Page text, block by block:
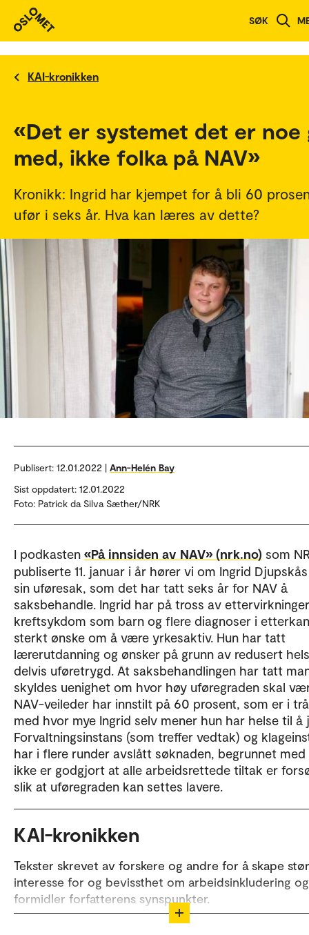
SØK
KAI-kronikken
«Det er systemet det er noe
med, ikke folka på NAV»
Kronikk: Ingrid har kjempet for å bli 60
ufør i seks år. Hva kan læres av dette?
Publisert: 12.01.2022 | Ann-Helén Bay
Sist oppdatert: 12.01.2022
Foto: Patrick da Silva Sæther/NRK
I podkasten «På innsiden av NAV» (nrk.no) som
publiserte 11. januar i år hører vi om Ingrid Djupskås
sin uføresak, som det har tatt seks år for NAV å
saksbehandle. Ingrid har på tross av
kreftsykdom som barn og flere diagnoser i
sterkt ønske om å være yrkesaktiv. Hun har tatt
lærerutdanning og ønsker på grunn av redusert
delvis uføretrygd. At saksbehandlingen har tatt
skyldes uenighet om hvor høy uføregraden skal
NAV-veileder har innstilt på 60 prosent, som er i
med hvor mye Ingrid selv mener hun har helse til å
Forvaltningsinstans (som treffer vedtak) og
har i flere runder avslått søknaden, begrunnet
ikke er godgjort at alle arbeidsrettede tiltak er
slik at uføregraden kan settes lavere.
KAI-kronikken
Tekster skrevet av forskere og andre for å skape
interesse for og bevissthet om arbeidsinkludering og
formidler forfatterens synspunkter.
Ønsker du å skrive for KAI-kronikken? Ta kontakt